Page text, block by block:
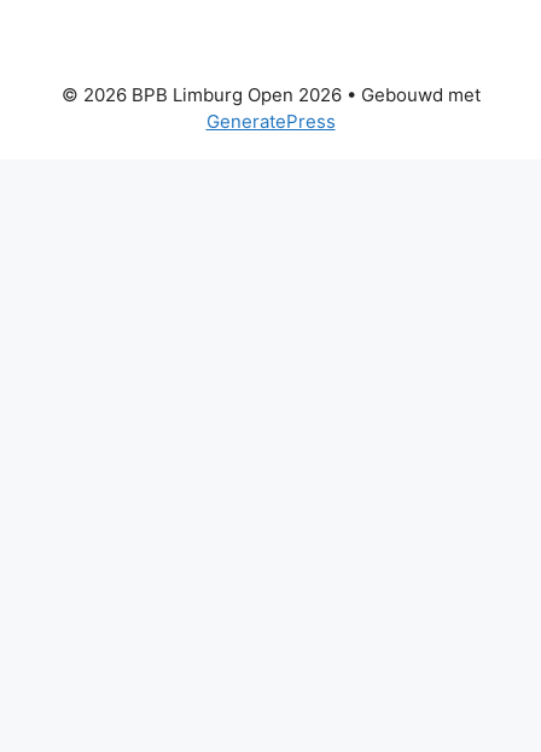
© 2026 BPB Limburg Open 2026• Gebouwd met
GeneratePress